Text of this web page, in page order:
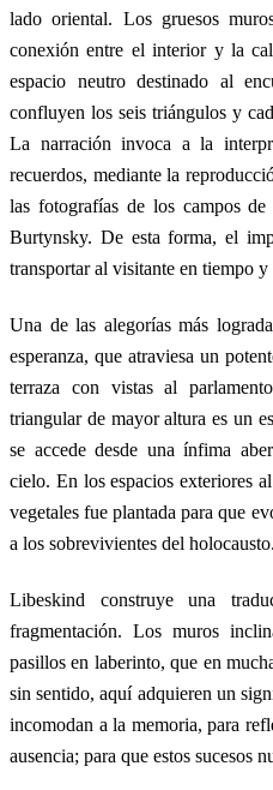
lado oriental. Los gruesos
conexión entre el interior y la
espacio neutro destinado al
confluyen los seis triángulos y
La narración invoca a la
recuerdos, mediante la
las fotografías de los campos
Burtynsky. De esta forma, el
transportar al visitante en
Una de las alegorías más
esperanza, que atraviesa un
terraza con vistas al
triangular de mayor altura es un
se accede desde una ínfima
cielo. En los espacios exteriores
vegetales fue plantada para que
a los sobrevivientes del holocausto.
Libeskind construye una
fragmentación. Los muros
pasillos en laberinto, que en
sin sentido, aquí adquieren un
incomodan a la memoria, para
ausencia; para que estos sucesos